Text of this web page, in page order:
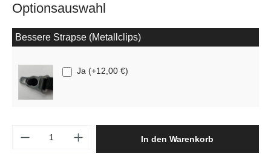
Optionsauswahl
Bessere Strapse (Metallclips)
Ja (+12,00 €)
Produkt Anzahl: Gib den gewünschten
In den Warenkorb